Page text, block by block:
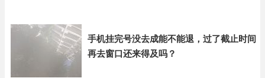
手机挂完号没去成能不能退，过了截止时间
再去窗口还来得及吗？